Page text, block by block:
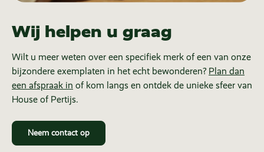
Wij helpen u graag
Wilt u meer weten over een specifiek merk of een van onze
bijzondere exemplaten in het echt bewonderen? Plan dan
een afspraak in of kom langs en ontdek de unieke sfeer van
House of Pertijs.
Neem contact op